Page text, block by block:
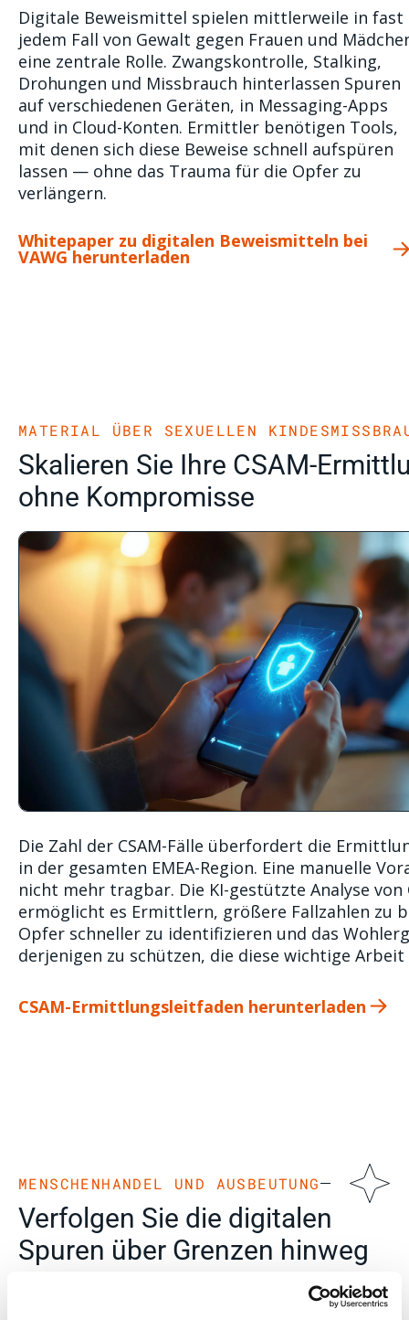
Digitale Beweismittel spielen mittlerweile in fast
jedem Fall von Gewalt gegen Frauen und
eine zentrale Rolle. Zwangskontrolle, Stalking,
Drohungen und Missbrauch hinterlassen Spuren
auf verschiedenen Geräten, in Messaging-Apps
und in Cloud-Konten. Ermittler benötigen Tools,
mit denen sich diese Beweise schnell aufspüren
lassen — ohne das Trauma für die Opfer zu
verlängern.
Whitepaper zu digitalen Beweismitteln bei
VAWG herunterladen
MATERIAL ÜBER SEXUELLEN
Skalieren Sie Ihre CSAM-
ohne Kompromisse
Die Zahl der CSAM-Fälle überfordert die
in der gesamten EMEA-Region. Eine manuelle
nicht mehr tragbar. Die KI-gestützte Analyse
ermöglicht es Ermittlern, größere Fallzahlen zu
Opfer schneller zu identifizieren und das
derjenigen zu schützen, die diese wichtige
CSAM-Ermittlungsleitfaden herunterladen
MENSCHENHANDEL UND AUSBEUTUNG
Verfolgen Sie die digitalen
Spuren über Grenzen hinweg